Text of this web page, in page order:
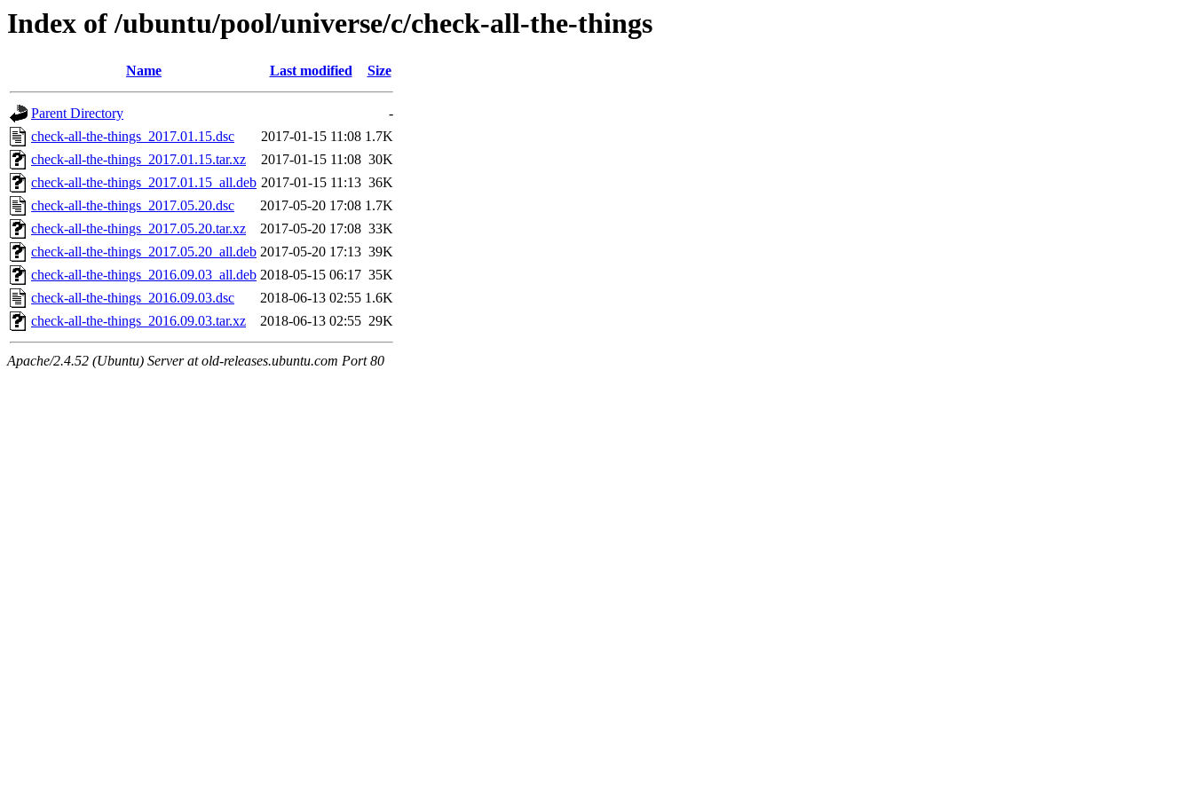
Index of /ubuntu/pool/universe/c/check-all-the-things
Name Last modified Size
Parent Directory
-
check-all-the-things_2017.01.15.dsc
2017-01-15 11:08 1.7K
check-all-the-things_2017.01.15.tar.xz
2017-01-15 11:08 30K
check-all-the-things_2017.01.15_all.deb 2017-01-15 11:13 36K
check-all-the-things_2017.05.20.dsc
2017-05-20 17:08 1.7K
check-all-the-things_2017.05.20.tar.xz
2017-05-20 17:08 33K
check-all-the-things_2017.05.20_all.deb 2017-05-20 17:13 39K
check-all-the-things_2016.09.03_all.deb 2018-05-15 06:17 35K
check-all-the-things_2016.09.03.dsc
2018-06-13 02:55 1.6K
check-all-the-things_2016.09.03.tar.xz
2018-06-13 02:55 29K
Apache/2.4.52 (Ubuntu) Server at old-releases.ubuntu.com Port 80